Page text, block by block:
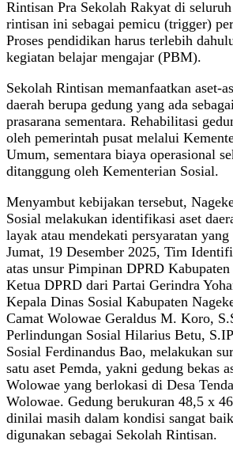
Rintisan Pra Sekolah Rakyat di
rintisan ini sebagai pemicu (trigger)
Proses pendidikan harus terlebih
kegiatan belajar mengajar (PBM).
Sekolah Rintisan memanfaatkan aset-
daerah berupa gedung yang ada
prasarana sementara. Rehabilitasi
oleh pemerintah pusat melalui
Umum, sementara biaya operasional
ditanggung oleh Kementerian Sosial.
Menyambut kebijakan tersebut,
Sosial melakukan identifikasi aset
layak atau mendekati persyaratan yang
Jumat, 19 Desember 2025, Tim
atas unsur Pimpinan DPRD
Ketua DPRD dari Partai Gerindra
Kepala Dinas Sosial Kabupaten
Camat Wolowae Geraldus M. Koro,
Perlindungan Sosial Hilarius Betu,
Sosial Ferdinandus Bao, melakukan
satu aset Pemda, yakni gedung bekas
Wolowae yang berlokasi di Desa
Wolowae. Gedung berukuran 48,5 x
dinilai masih dalam kondisi sangat
digunakan sebagai Sekolah Rintisan.